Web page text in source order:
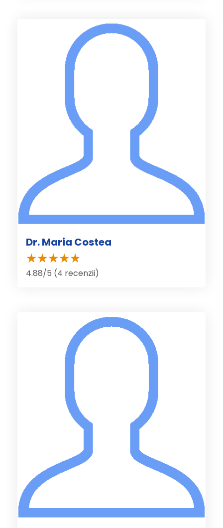
Dr. Maria Costea
4.88/5 (4 recenzii)